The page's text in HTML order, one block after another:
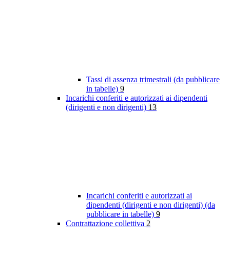
Tassi di assenza trimestrali (da pubblicare
in tabelle) 9
Incarichi conferiti e autorizzati ai dipendenti
(dirigenti e non dirigenti) 13
Incarichi conferiti e autorizzati ai
dipendenti (dirigenti e non dirigenti) (da
pubblicare in tabelle) 9
Contrattazione collettiva 2